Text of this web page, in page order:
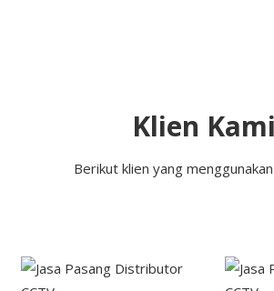
Klien Kami
Berikut klien yang